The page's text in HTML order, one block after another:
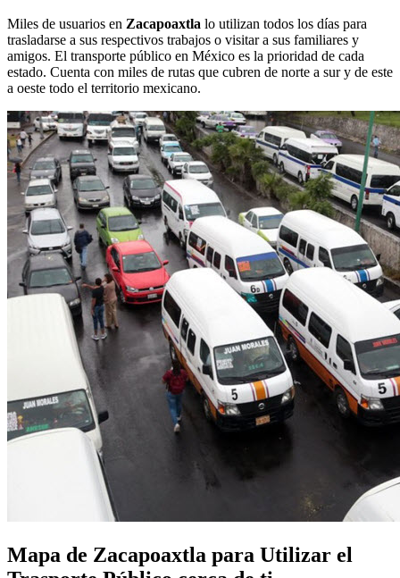
Miles de usuarios en Zacapoaxtla lo utilizan todos los días para
trasladarse a sus respectivos trabajos o visitar a sus familiares y
amigos. El transporte público en México es la prioridad de cada
estado. Cuenta con miles de rutas que cubren de norte a sur y de este
a oeste todo el territorio mexicano.
Mapa de Zacapoaxtla para Utilizar el